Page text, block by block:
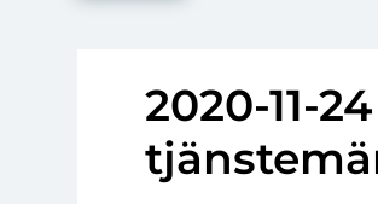
2020-11-